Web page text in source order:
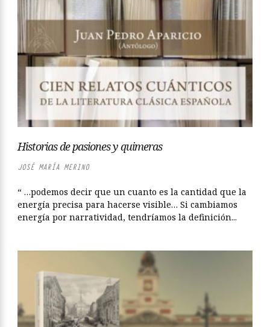
Historias de pasiones y quimeras
JOSÉ MARÍA MERINO
“ …podemos decir que un cuanto es la cantidad que la
energía precisa para hacerse visible… Si cambiamos
energía por narratividad, tendríamos la definición...